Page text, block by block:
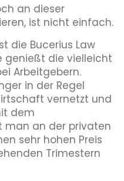
an dieser
ist nicht einfach.
die Bucerius Law
genießt die vielleicht
Arbeitgebern.
in der Regel
vernetzt und
dem
man an der privaten
sehr hohen Preis
Trimestern